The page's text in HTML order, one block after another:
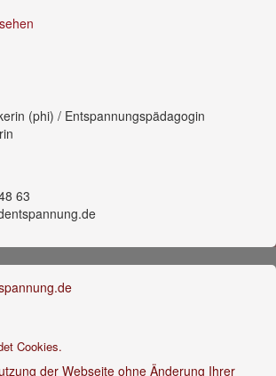
(phi) / Entspannungspädagogin
63
Cookies.
der Webseite ohne Änderung Ihrer